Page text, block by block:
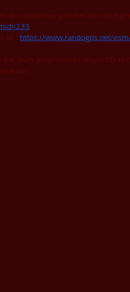
de randonnée proches de notre
ici : https://www.randogps.net/
par leurs propriétaires respectifs et